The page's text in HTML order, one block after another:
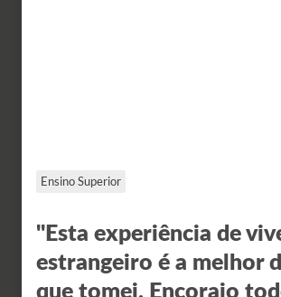
Ensino Superior
"Esta experiência de
estrangeiro é a melhor
que tomei. Encorajo